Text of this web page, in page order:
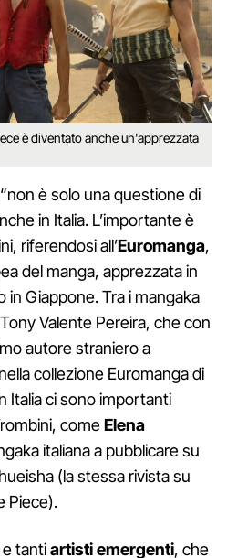
è diventato anche un'apprezzata
è solo una questione di
in Italia. L’importante è
riferendosi all’Euromanga,
del manga, apprezzata in
in Giappone. Tra i mangaka
Valente Pereira, che con
autore straniero a
collezione Euromanga di
Italia ci sono importanti
comeElena
italiana a pubblicare su
(la stessa rivista su
Piece).
tantiartisti emergenti, che